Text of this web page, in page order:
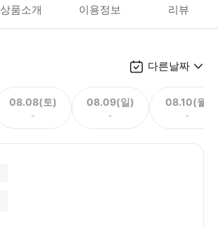
상품소개 이용정보 리뷰
다른날짜
08.08(토)
-
08.09(일)
-
08.10(월)
-